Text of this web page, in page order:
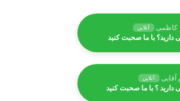
کاظمی آنلاین
دارید؟ با ما صحبت کنید
آقایی آنلاین
دارید ؟ با ما صحبت کنید